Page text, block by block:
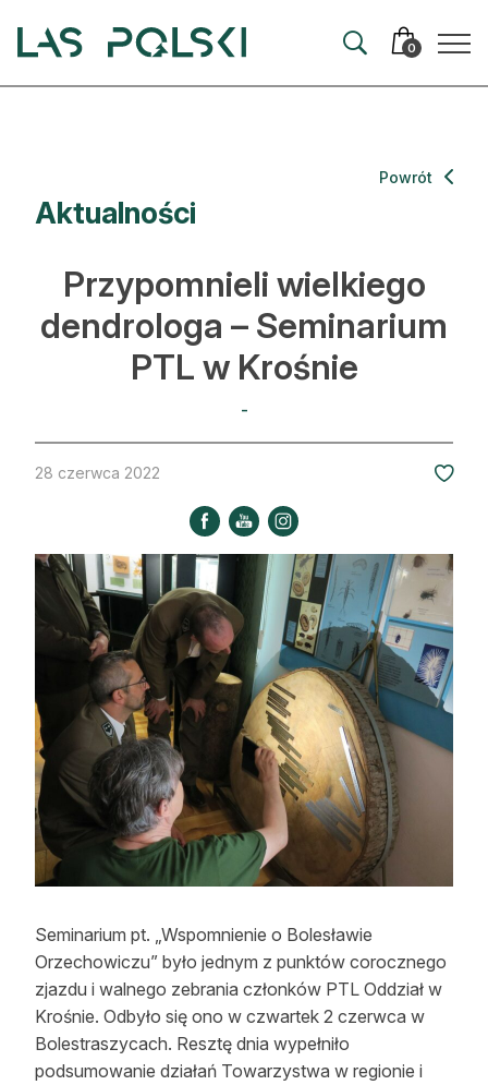
0
Artykuły
Hodowla lasu
Ochrona lasu
Nowe technologie
Kultura i historia
Strefa eksperta
Auto do lasu
Dla drwala
Leśnik na zakupach
Z zagranicy
Edukacja
Lasy prywatne
O nas
Prenumerata
Reklama
Zostań autorem
Aktualności
Powrót
Przypomnieli wielkiego
dendrologa – Seminarium
PTL w Krośnie
-
28 czerwca 2022
Seminarium pt. „Wspomnienie o Bolesławie
Orzechowiczu” było jednym z punktów corocznego
zjazdu i walnego zebrania członków PTL Oddział w
Krośnie. Odbyło się ono w czwartek 2 czerwca w
Bolestraszycach. Resztę dnia wypełniło
podsumowanie działań Towarzystwa w regionie i